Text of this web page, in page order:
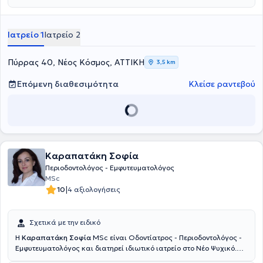
μετεκπαιδευτικά προγράμματα στα εμφυτεύματα. Στα ιατρεία του
αισθητικής οδοντιατρικής, εμφυτεύματα, περιοδοντολογία,
ενδοδοντία και χειρουργική στόματος. Είναι μέλος του
να παρακολουθεί σεμινάρια, συνέδρια και ημερίδες που αφορούν
την οδοντιατρική επιστήμη και την εξέλιξη της.
Ιατρείο 1Ιατρείο 2
Πύρρας 40, Νέος Κόσμος, ΑΤΤΙΚΗ 3,5 km
Επόμενη διαθεσιμότητα Κλείσε ραντεβού
Καραπατάκη Σοφία
Περιοδοντολόγος - Εμφυτευματολόγος
MSc
10|4 αξιολογήσεις
Σχετικά με την ειδικό
Η Καραπατάκη Σοφία MSc είναι Οδοντίατρος - Περιοδοντολόγος -
Εμφυτευματολόγος και διατηρεί ιδιωτικό ιατρείο στο Νέο Ψυχικό.